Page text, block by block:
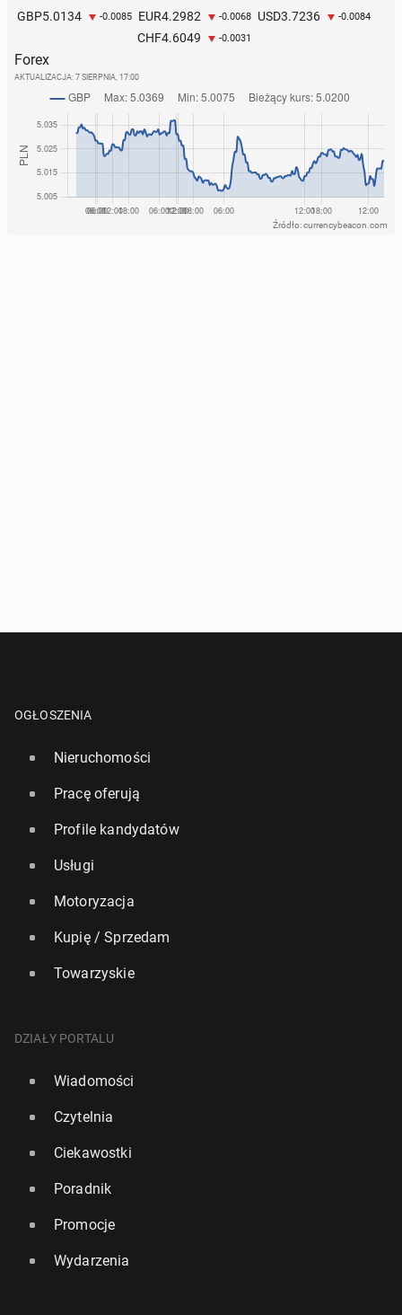
GBP5.0134 -0.0085 EUR4.2982 -0.0068 USD3.7236 -0.0084
CHF4.6049 -0.0031
Forex
AKTUALIZACJA: 7 SIERPNIA, 17:00
Źródło: currencybeacon.com
OGŁOSZENIA
Nieruchomości
Pracę oferują
Profile kandydatów
Usługi
Motoryzacja
Kupię / Sprzedam
Towarzyskie
DZIAŁY PORTALU
Wiadomości
Czytelnia
Ciekawostki
Poradnik
Promocje
Wydarzenia